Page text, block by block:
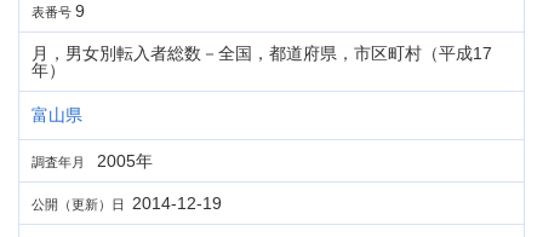
表番号 9
月，男女別転入者総数－全国，都道府県，市区町村（平成17
年）
富山県
調査年月 2005年
公開（更新）日 2014-12-19